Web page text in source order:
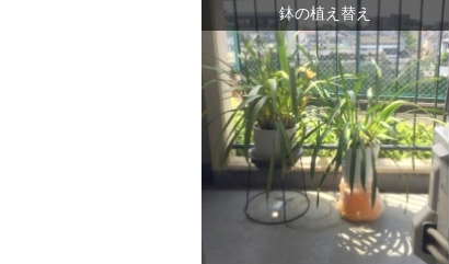
鉢の植え替え